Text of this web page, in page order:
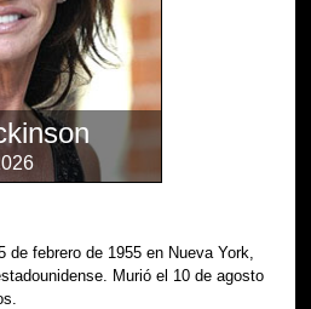
de febrero de 1955 en Nueva York,
Murió el 10 de agosto